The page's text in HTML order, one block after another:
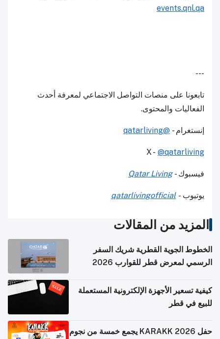
events.qnl.qa
---
تابعونا على منصات التواصل الاجتماعي لمعرفة أحدث
الفعاليات والمحتوى.
إنستغرام - @qatarliving
X - @qatarliving
فيسبوك -Qatar Living
يوتيوب -
qatarlivingofficial
المزيد من المقالات
الخطوط الجوية القطرية شريك السفر
الرسمي لمعرض قطر للقوارب 2026
كيفية تسعير الأجهزة الإلكترونية المستعملة
للبيع في قطر
حفل KARAKK 2026 يجمع خمسة من نجوم